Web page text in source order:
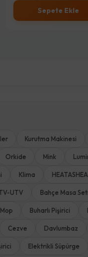
Stok Sor
Kurutma Makinesi
Orkide Mink
Klima HEATASHEA
UTV Bahçe Masa Seti
Buharlı Pişirici
Cezve Davlumbaz
Elektrikli Süpürge